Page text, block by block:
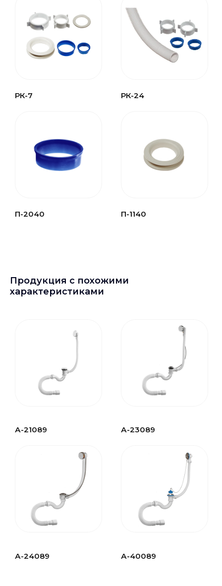
РК-7 РК-24
П-2040 П-1140
Продукция с похожими
характеристиками
А-21089 А-23089
А-24089 А-40089